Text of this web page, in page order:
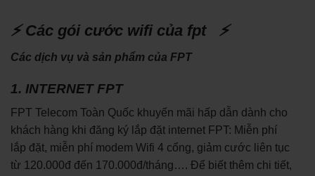
⚡ Các gói cước wifi của fpt ⚡
Các dịch vụ và sản phẩm của FPT
1. INTERNET FPT
FPT Telecom Toàn Quốc khuyến mãi hấp dẫn dành cho
khách hàng khi đăng ký lắp đặt internet FPT: Miễn phí
lắp đặt, miễn phí modem Wifi 4 cổng, giảm cước liên tục
từ 120.000đ đến 170.000đ/tháng…. Để biết thêm chi tiết,